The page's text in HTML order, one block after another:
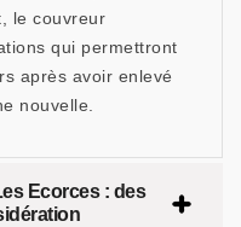
le couvreur
qui permettront
après avoir enlevé
nouvelle.
Ecorces : des